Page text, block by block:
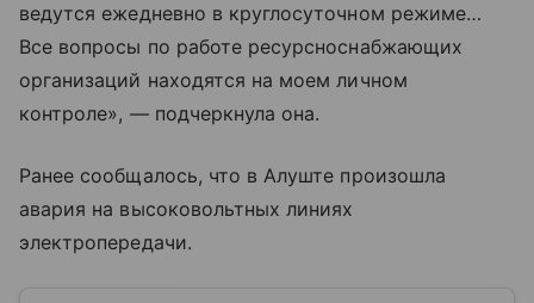
ведутся ежедневно в круглосуточном режиме…
Все вопросы по работе ресурсноснабжающих
организаций находятся на моем личном
контроле», — подчеркнула она.
Ранее сообщалось, что в Алуште произошла
авария на высоковольтных линиях
электропередачи.